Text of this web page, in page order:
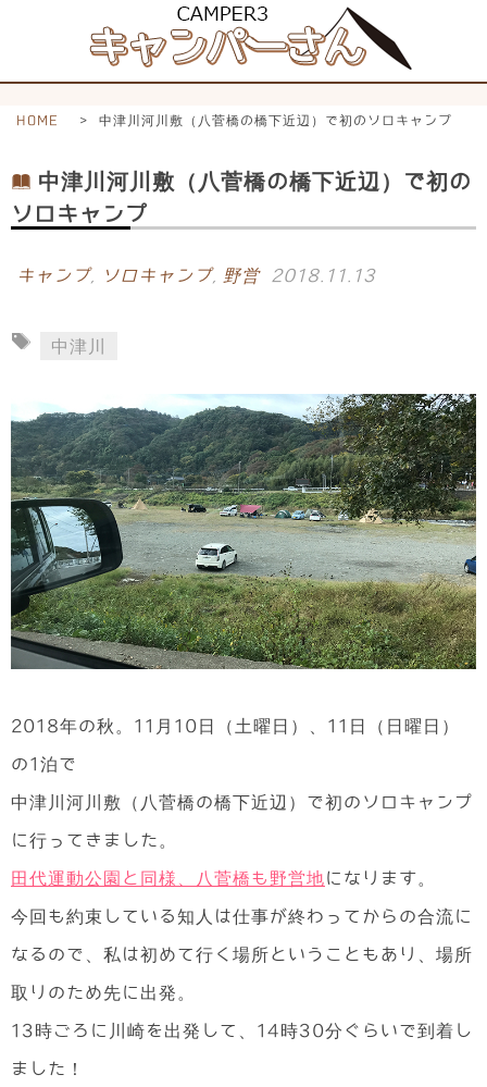
HOME > 中津川河川敷（八菅橋の橋下近辺）で初のソロキャンプ
中津川河川敷（八菅橋の橋下近辺）で初の
ソロキャンプ
キャンプ, ソロキャンプ, 野営 2018.11.13
中津川
2018年の秋。11月10日（土曜日）、11日（日曜日）
の1泊で
中津川河川敷（八菅橋の橋下近辺）で初のソロキャンプ
に行ってきました。
田代運動公園と同様、八菅橋も野営地になります。
今回も約束している知人は仕事が終わってからの合流に
なるので、私は初めて行く場所ということもあり、場所
取りのため先に出発。
13時ごろに川崎を出発して、14時30分ぐらいで到着し
ました！